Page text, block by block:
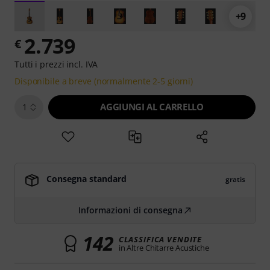
+9
€ 2.739
Tutti i prezzi incl. IVA
Disponibile a breve (normalmente 2-5 giorni)
1 AGGIUNGI AL CARRELLO
Consegna standard gratis
Informazioni di consegna
142 CLASSIFICA VENDITE
in Altre Chitarre Acustiche